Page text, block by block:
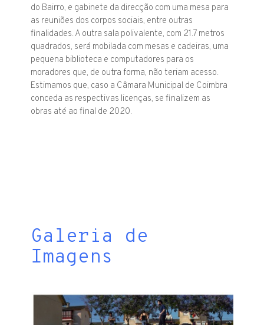
do Bairro, e gabinete da direcção com uma mesa para
as reuniões dos corpos sociais, entre outras
finalidades. A outra sala polivalente, com 21.7 metros
quadrados, será mobilada com mesas e cadeiras, uma
pequena biblioteca e computadores para os
moradores que, de outra forma, não teriam acesso.
Estimamos que, caso a Câmara Municipal de Coimbra
conceda as respectivas licenças, se finalizem as
obras até ao final de 2020.
Galeria de
Imagens